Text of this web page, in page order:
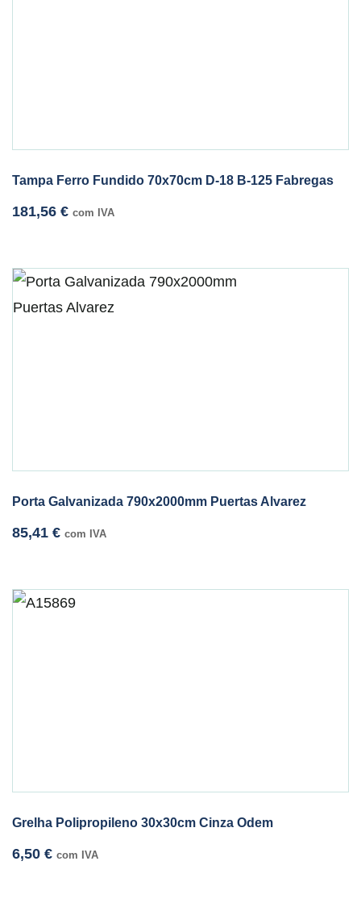
Tampa Ferro Fundido 70x70cm D-18 B-125 Fabregas
181,56 € com IVA
Porta Galvanizada 790x2000mm Puertas Alvarez
85,41 € com IVA
Grelha Polipropileno 30x30cm Cinza Odem
6,50 € com IVA